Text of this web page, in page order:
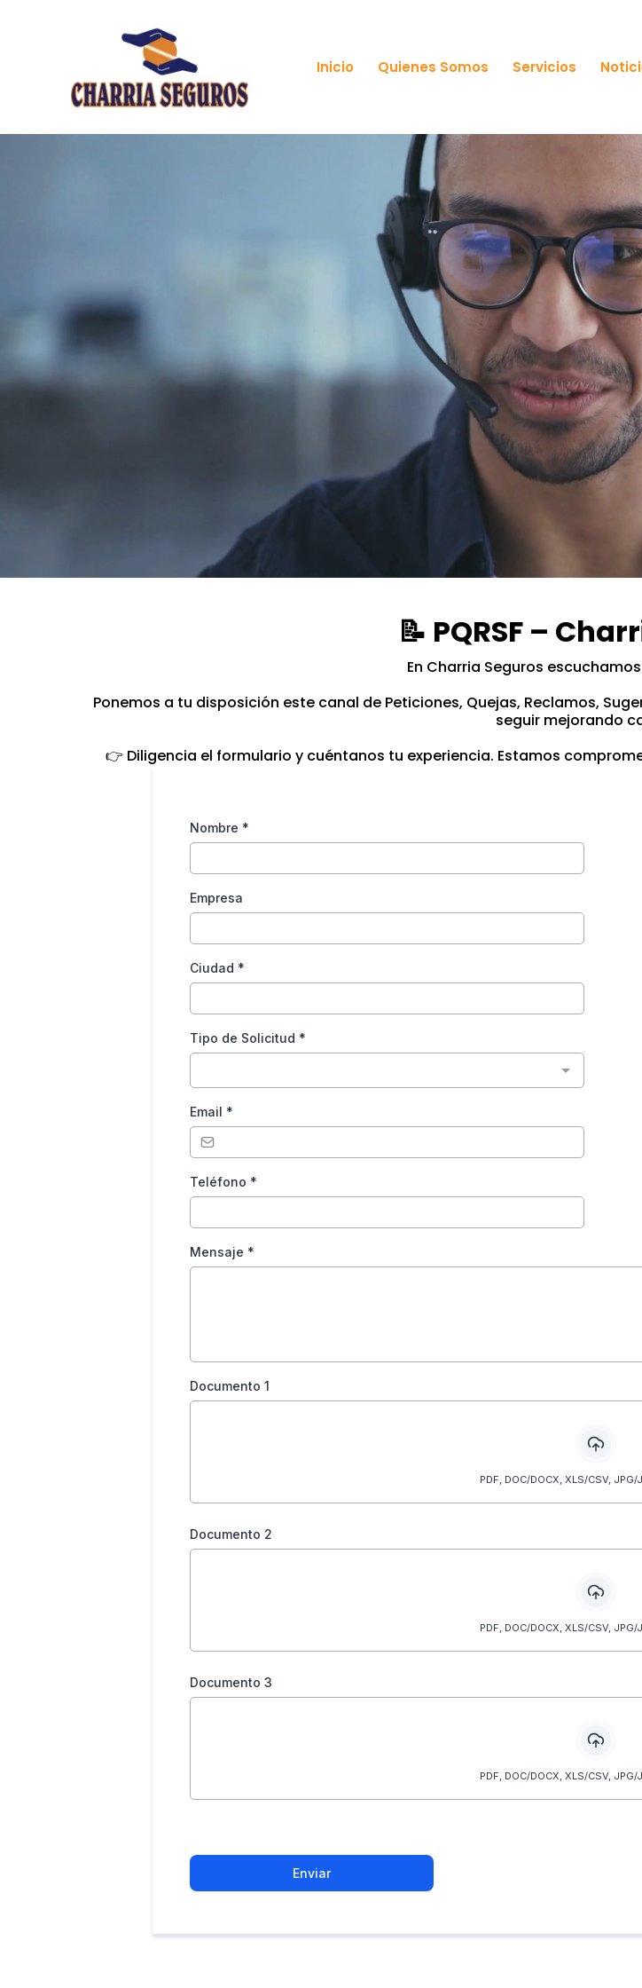
Inicio Quienes Somos Servicios
📝 PQRSF –
En Charria Seguros
Ponemos a tu disposición este canal de Peticiones, Quejas, Reclamos,
seguir mejorando
👉 Diligencia el formulario y cuéntanos tu experiencia. Estamos
Nombre *
Empresa
Ciudad *
Tipo de Solicitud *
Email *
Teléfono *
Mensaje *
Documento 1
PDF, DOC/DOCX, XLS/CSV, JPG/
Documento 2
PDF, DOC/DOCX, XLS/CSV, JPG/
Documento 3
PDF, DOC/DOCX, XLS/CSV, JPG/
Enviar